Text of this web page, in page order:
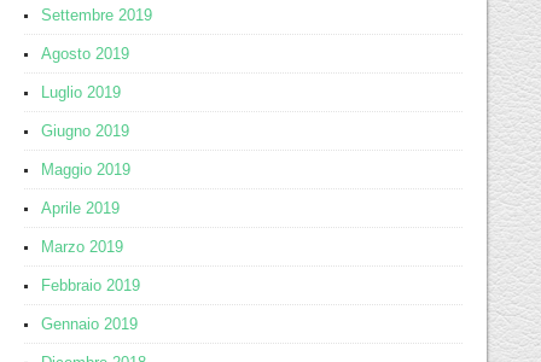
Settembre 2019
Agosto 2019
Luglio 2019
Giugno 2019
Maggio 2019
Aprile 2019
Marzo 2019
Febbraio 2019
Gennaio 2019